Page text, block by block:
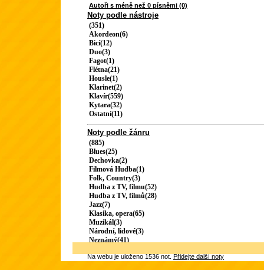
Autoři s méně než 0 písněmi (0)
Noty podle nástroje
(351)
Akordeon(6)
Bicí(12)
Duo(3)
Fagot(1)
Flétna(21)
Housle(1)
Klarinet(2)
Klavír(559)
Kytara(32)
Ostatní(11)
Noty podle žánru
(885)
Blues(25)
Dechovka(2)
Filmová Hudba(1)
Folk, Country(3)
Hudba z TV, filmu(52)
Hudba z TV, filmů(28)
Jazz(7)
Klasika, opera(65)
Muzikál(3)
Národní, lidové(3)
Neznámý(41)
Na webu je uloženo 1536 not.Přidejte další noty